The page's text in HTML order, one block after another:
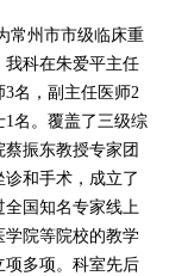
常州市市级临床重
我科在朱爱平主任
名，副主任医师2
名。覆盖了三级综
振东教授专家团
和手术，成立了
全国知名专家线上
学院等院校的教学
项多项。科室先后